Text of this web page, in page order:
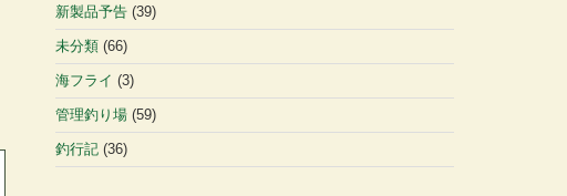
新製品予告 (39)
未分類 (66)
海フライ (3)
管理釣り場 (59)
釣行記 (36)